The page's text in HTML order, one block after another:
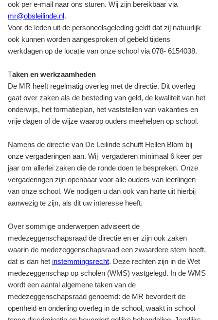
ook per e-mail naar ons sturen. Wij zijn bereikbaar via
mr@obsleilinde.nl .
Voor de leden uit de personeelsgeleding geldt dat zij natuurlijk
ook kunnen worden aangesproken of gebeld tijdens
werkdagen op de locatie van onze school via 078- 6154038.
Taken en werkzaamheden
De MR heeft regelmatig overleg met de directie. Dit overleg
gaat over zaken als de besteding van geld, de kwaliteit van het
onderwijs, het formatieplan, het vaststellen van vakanties en
vrije dagen of de wijze waarop ouders meehelpen op school.
Namens de directie van De Leilinde schuift Hellen Blom bij
onze vergaderingen aan. Wij vergaderen minimaal 6 keer per
jaar om allerlei zaken die de ronde doen te bespreken. Onze
vergaderingen zijn openbaar voor alle ouders van leerlingen
van onze school. We nodigen u dan ook van harte uit hierbij
aanwezig te zijn, als dit uw interesse heeft.
Over sommige onderwerpen adviseert de
medezeggenschapsraad de directie en er zijn ook zaken
waarin de medezeggenschapsraad een zwaardere stem heeft,
dat is dan het instemmingsrecht. Deze rechten zijn in de Wet
medezeggenschap op scholen (WMS) vastgelegd. In de WMS
wordt een aantal algemene taken van de
medezeggenschapsraad genoemd: de MR bevordert de
openheid en onderling overleg in de school, waakt in school